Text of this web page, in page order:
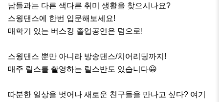
남들과는 다른 색다른 취미 생활을 찾으시나요?
스윙댄스에 한번 입문해보세요!
매학기 있는 버스킹 졸업공연은 덤으로!
스윙댄스 뿐만 아니라 방송댄스/치어리딩까지!
매주 릴스를 촬영하는 릴스반도 있습니다😀
따분한 일상을 벗어나 새로운 친구들을 만나고 싶다? 여기